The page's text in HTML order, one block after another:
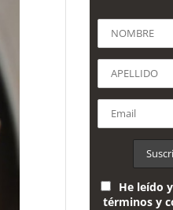
He leído
términos y